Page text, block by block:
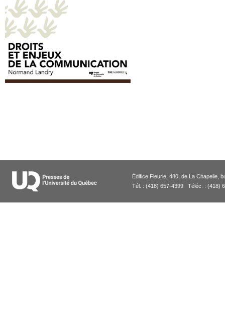
Édifice Fleurie, 480, de La Chapelle,
Tél. : (418) 657-4399 Téléc. : (418)